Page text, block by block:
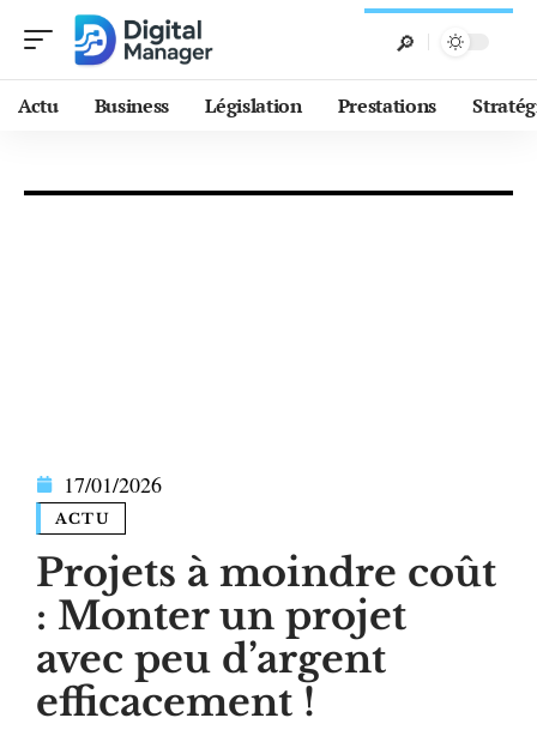
Actu Business Législation Prestations
17/01/2026
ACTU
Projets à moindre coût
: Monter un projet
avec peu d’argent
efficacement !